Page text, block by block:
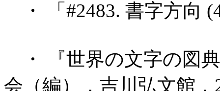
・ 「#2483. 書字方向
・ 『世界の文字の図
会（編），吉川弘文館，